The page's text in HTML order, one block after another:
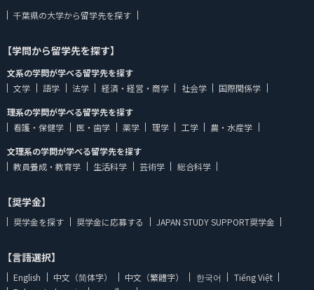
千葉県の大学から留学先を探す
【学問から留学先を探す】
文系の学問が学べる留学先を探す
文学
語学 法学 経済・経営・商学 社会学
国際関係学
理系の学問が学べる留学先を探す
看護・保健学
医・歯学 薬学 理学 工学
農・水産学
文理系の学問が学べる留学先を探す
教員養成・教育学
生活科学 芸術学 総合科学
【奨学金】
奨学金を探す 奨学金に応募する JAPAN STUDY SUPPORT奨学金
【言語選択】
English 中文（简体字） 中文（繁體字） 한국어
Tiếng Việt